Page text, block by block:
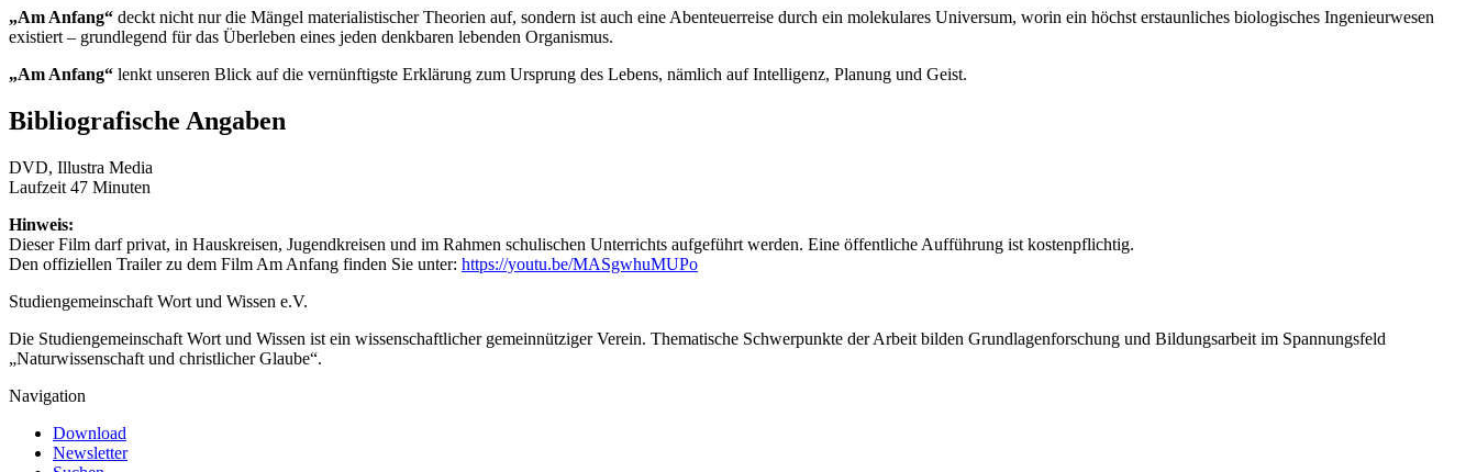
„Am Anfang“ deckt nicht nur die Mängel materialistischer Theorien auf, sondern ist auch eine Abenteuerreise durch ein molekulares Universum, worin ein höchst erstaunliches biologisches Ingenieurwesen
existiert – grundlegend für das Überleben eines jeden denkbaren lebenden Organismus.
„Am Anfang“ lenkt unseren Blick auf die vernünftigste Erklärung zum Ursprung des Lebens, nämlich auf Intelligenz, Planung und Geist.
Bibliografische Angaben
DVD, Illustra Media
Laufzeit 47 Minuten
Hinweis:
Dieser Film darf privat, in Hauskreisen, Jugendkreisen und im Rahmen schulischen Unterrichts aufgeführt werden. Eine öffentliche Aufführung ist kostenpflichtig.
Den offiziellen Trailer zu dem Film Am Anfang finden Sie unter: https://youtu.be/MASgwhuMUPo
Studiengemeinschaft Wort und Wissen e.V.
Die Studiengemeinschaft Wort und Wissen ist ein wissenschaftlicher gemeinnütziger Verein. Thematische Schwerpunkte der Arbeit bilden Grundlagenforschung und Bildungsarbeit im Spannungsfeld
„Naturwissenschaft und christlicher Glaube“.
Navigation
Download
Newsletter